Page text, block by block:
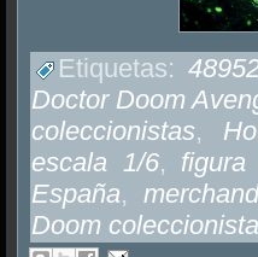
Etiquetas:
Doctor Doom
coleccionistas,
escala 1/6,
España,
Doom coleccionista